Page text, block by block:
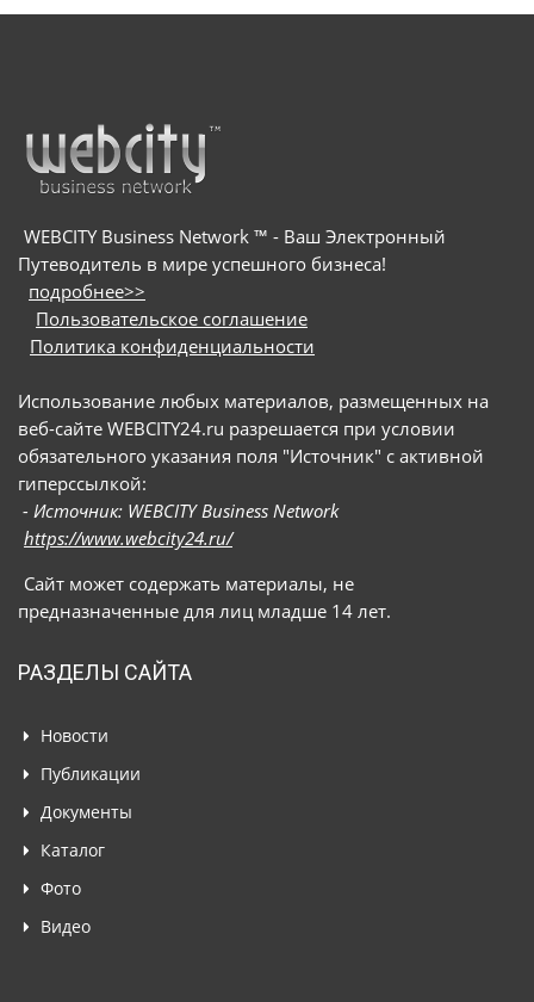
WEBCITY Business Network ™ - Ваш Электронный
Путеводитель в мире успешного бизнеса!
подробнее>>
Пользовательское соглашение
Политика конфиденциальности
Использование любых материалов, размещенных на
веб-сайте WEBCITY24.ru разрешается при условии
обязательного указания поля "Источник" с активной
гиперссылкой:
- Источник: WEBCITY Business Network
https://www.webcity24.ru/
Сайт может содержать материалы, не
предназначенные для лиц младше 14 лет.
РАЗДЕЛЫ САЙТА
Новости
Публикации
Документы
Каталог
Фото
Видео